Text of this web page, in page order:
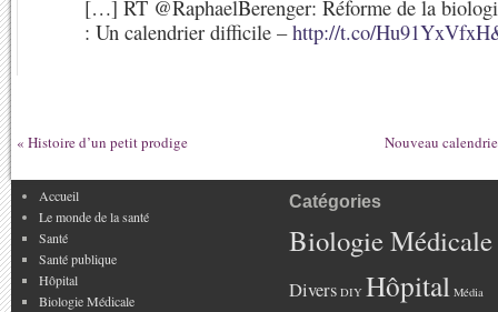
[…] RT @RaphaelBerenger: Réforme de la
: Un calendrier difficile –http://t.co/
« Histoire d’un petit prodige Nouveau
Accueil
Le monde de la santé
Santé
Santé publique
Hôpital
Biologie Médicale
Catégories
Biologie Médicale
Divers DIY Hôpital Média